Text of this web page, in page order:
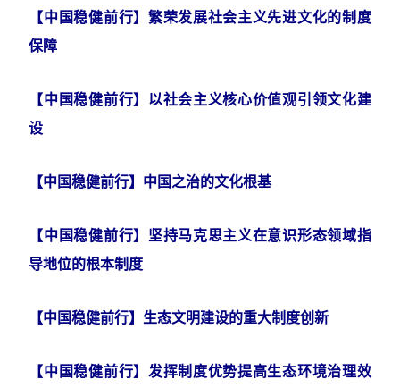
【中国稳健前行】繁荣发展社会主义先进文化的制度
保障
【中国稳健前行】以社会主义核心价值观引领文化建
设
【中国稳健前行】中国之治的文化根基
【中国稳健前行】坚持马克思主义在意识形态领域指
导地位的根本制度
【中国稳健前行】生态文明建设的重大制度创新
【中国稳健前行】发挥制度优势提高生态环境治理效